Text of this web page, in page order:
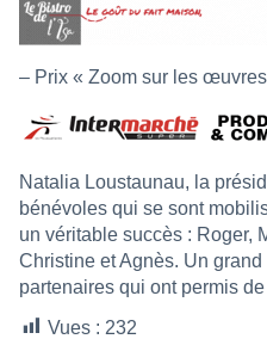
– Prix « Zoom sur les
Natalia Loustaunau, la
bénévoles qui se sont
un véritable succès : Roger,
Christine et Agnès. Un
partenaires qui ont permis
Vues : 232